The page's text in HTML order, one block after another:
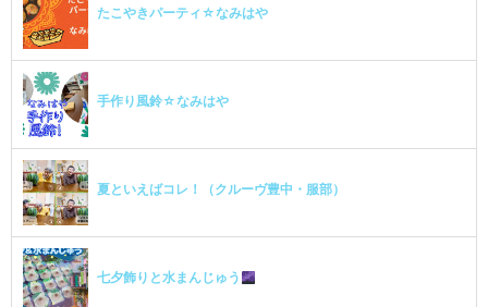
たこやきパーティ☆なみはや
手作り風鈴☆なみはや
夏といえばコレ！（クルーヴ豊中・服部）
七夕飾りと水まんじゅう